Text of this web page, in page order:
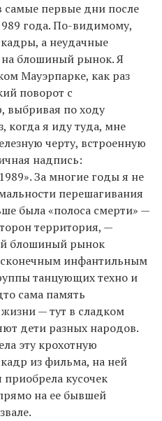
самые первые дни после
года. По-видимому,
а неудачные
на блошиный рынок. Я
Мауэрпарке, как раз
поворот с
выбривая по ходу
когда я иду туда, мне
черту, встроенную
надпись:
За многие годы я не
перешагивания
была «полоса смерти» —
территория, —
блошиный рынок
инфантильным
танцующих техно и
сама память
— тут в сладком
дети разных народов.
эту крохотную
из фильма, на ней
кусочек
на ее бывшей